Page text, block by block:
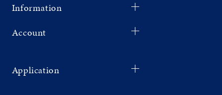
Information
Account
Application